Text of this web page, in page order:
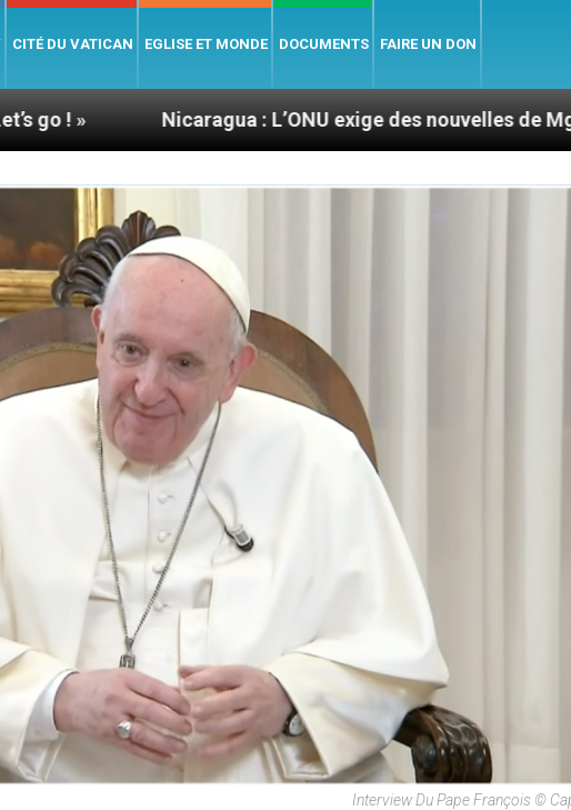
CITÉ DU VATICAN EGLISE ET MONDE DOCUMENTS FAIRE UN DON
Nicaragua : L’ONU exige des nouvelles de Mgr Mata
Interview Du Pape François ©